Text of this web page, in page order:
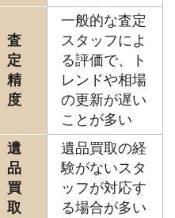
査
定
精
度
一般的な査定
スタッフによ
る評価で、ト
レンドや相場
の更新が遅い
ことが多い
遺
品
買
取
遺品買取の経
験がないスタ
ッフが対応す
る場合が多い